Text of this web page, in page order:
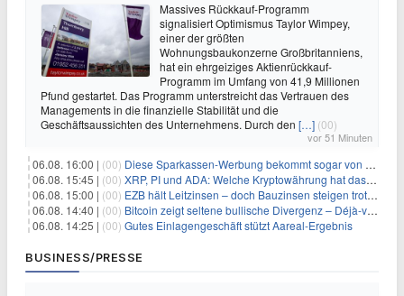
Massives Rückkauf-Programm
signalisiert Optimismus Taylor Wimpey,
einer der größten
Wohnungsbaukonzerne Großbritanniens,
hat ein ehrgeiziges Aktienrückkauf-
Programm im Umfang von 41,9 Millionen
Pfund gestartet. Das Programm unterstreicht das Vertrauen des
Managements in die finanzielle Stabilität und die
Geschäftsaussichten des Unternehmens. Durch den […] (00)
vor 51 Minuten
06.08. 16:00 | (00) Diese Sparkassen-Werbung bekommt sogar von der Konkurrenz Lob
06.08. 15:45 | (00) XRP, PI und ADA: Welche Kryptowährung hat das größte Potenzial im nächsten Bullenmarkt?
06.08. 15:00 | (00) EZB hält Leitzinsen – doch Bauzinsen steigen trotzdem: Das Nahost-Problem für Immobilienkäufer
06.08. 14:40 | (00) Bitcoin zeigt seltene bullische Divergenz – Déjà-vu für BTC?
06.08. 14:25 | (00) Gutes Einlagengeschäft stützt Aareal-Ergebnis
BUSINESS/PRESSE